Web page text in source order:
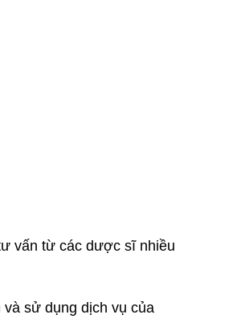
vấn từ các dược sĩ nhiều
sử dụng dịch vụ của